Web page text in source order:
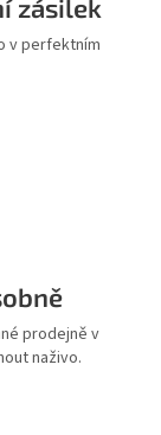
zásilek
v perfektním
prodejně v
naživo.